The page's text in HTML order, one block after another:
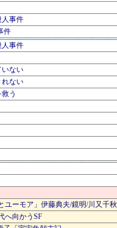
人事件
件
事件
いない
れない
う
ユーモア」伊藤典夫/鏡明/川又千秋
へ向かうSF